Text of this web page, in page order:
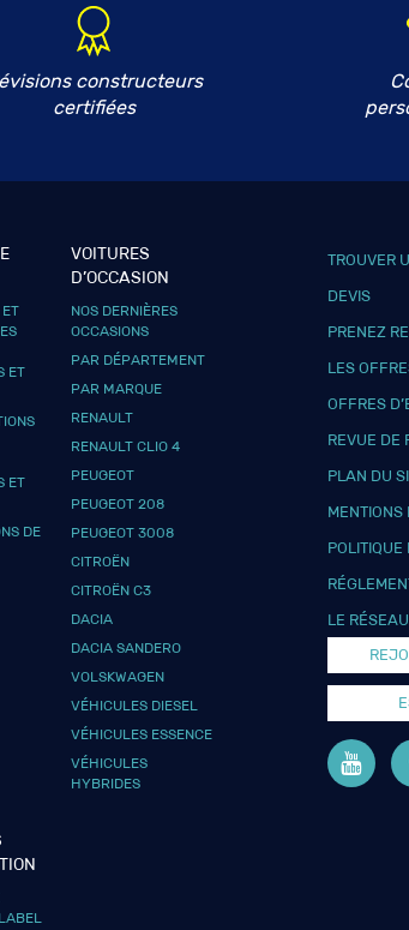
constructeurs
certifiées
ET
ET
DE
VOITURES
D’OCCASION
NOS DERNIÈRES
OCCASIONS
PAR DÉPARTEMENT
PAR MARQUE
RENAULT
RENAULT CLIO 4
PEUGEOT
PEUGEOT 208
PEUGEOT 3008
CITROËN
CITROËN C3
DACIA
DACIA SANDERO
VOLSKWAGEN
VÉHICULES DIESEL
VÉHICULES ESSENCE
VÉHICULES
HYBRIDES
TROUVER
DEVIS
PRENEZ
LES
OFFRES
REVUE DE
PLAN DU
MENTIONS
LE